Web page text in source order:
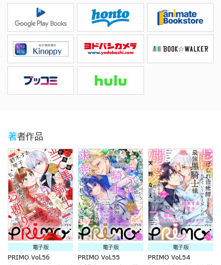
著者作品
電子版
PRIMO Vol.56
電子版
PRIMO Vol.55
電子版
PRIMO Vol.54